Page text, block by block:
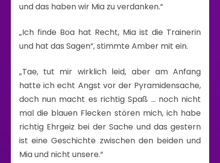
und das haben wir Mia zu verdanken.“
„Ich finde Boa hat Recht, Mia ist die Trainerin
und hat das Sagen“, stimmte Amber mit ein.
„Tae, tut mir wirklich leid, aber am Anfang
hatte ich echt Angst vor der Pyramidensache,
doch nun macht es richtig Spaß … noch nicht
mal die blauen Flecken stören mich, ich habe
richtig Ehrgeiz bei der Sache und das gestern
ist eine Geschichte zwischen den beiden und
Mia und nicht unsere.“